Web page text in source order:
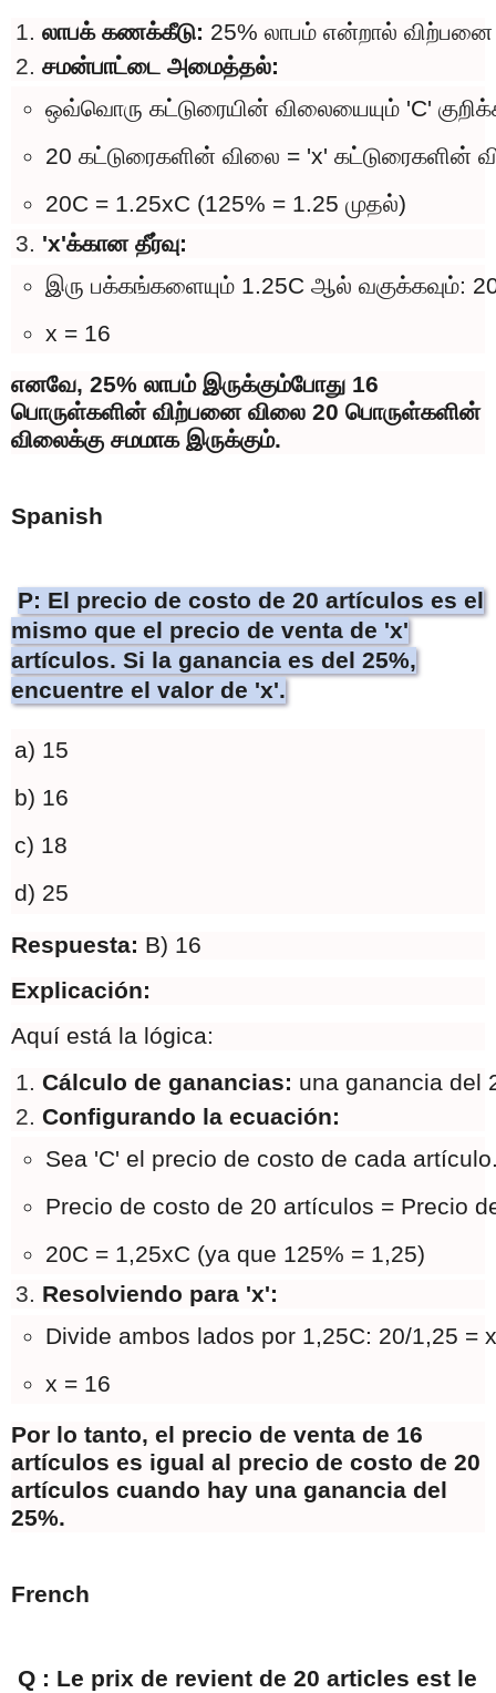
லாபக் கணக்கீடு: 25% லாபம் என்றால்
சமன்பாட்டை அமைத்தல்:
ஒவ்வொரு கட்டுரையின் விலையையும் 'C'
20 கட்டுரைகளின் விலை = 'x' கட்டுரைகளின்
20C = 1.25xC (125% = 1.25 முதல்)
'x'க்கான தீர்வு:
இரு பக்கங்களையும் 1.25C ஆல் வகுக்கவும்:
x = 16
எனவே, 25% லாபம் இருக்கும்போது 16
பொருள்களின் விற்பனை விலை 20 பொருள்களின்
விலைக்கு சமமாக இருக்கும்.
Spanish
P: El precio de costo de 20 artículos es el
mismo que el precio de venta de 'x'
artículos. Si la ganancia es del 25%,
encuentre el valor de 'x'.
a) 15
b) 16
c) 18
d) 25
Respuesta: B) 16
Explicación:
Aquí está la lógica:
Cálculo de ganancias: una ganancia del
Configurando la ecuación:
Sea 'C' el precio de costo de cada
Precio de costo de 20 artículos = Precio
20C = 1,25xC (ya que 125% = 1,25)
Resolviendo para 'x':
Divide ambos lados por 1,25C: 20/1,25 = x
x = 16
Por lo tanto, el precio de venta de 16
artículos es igual al precio de costo de 20
artículos cuando hay una ganancia del
25%.
French
Q : Le prix de revient de 20 articles est le